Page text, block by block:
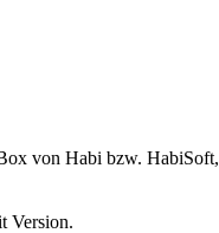
von Habi bzw. HabiSoft,
Version.